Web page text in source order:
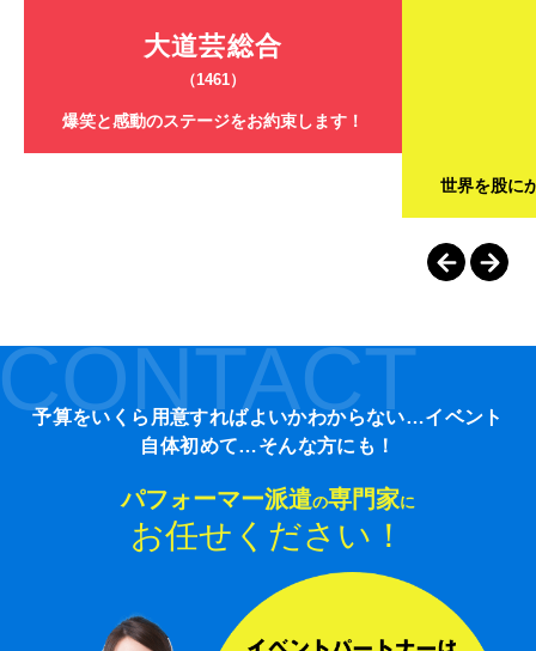
大道芸総合
（1461）
爆笑と感動のステージをお約束します！
世界を股に
予算をいくら用意すればよいかわからない…イベント
自体初めて…そんな方にも！
パフォーマー派遣の専門家に
お任せください！